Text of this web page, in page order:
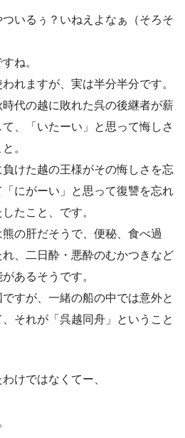
いるぅ？いねえよなぁ（そろそ
ね。
れますが、実は半分半分です。
代の越に敗れた呉の後継者が薪
て、「いたーい」と思って悔しさ
。
けた越の王様がその悔しさを忘
にがーい」と思って復讐を忘れ
たこと、です。
の肝だそうで、便秘、食べ過
、二日酔・悪酔のむかつきなど
あるそうです。
すが、一緒の船の中では意外と
それが「呉越同舟」ということ
けではなくてー、